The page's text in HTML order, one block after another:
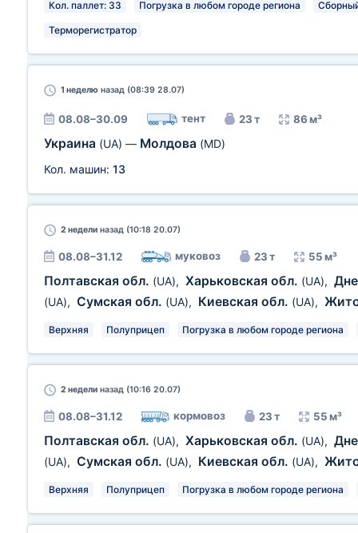
Кол. паллет: 33 Погрузка в любом городе региона
Терморегистратор
1 неделю назад (08:39 28.07)
08.08–30.09 тент 23 т 86 м³
Украина (UA) — Молдова (MD)
Кол. машин: 13
2 недели назад (10:18 20.07)
08.08–31.12 муковоз 23 т 55 м³
Полтавская обл. (UA), Харьковская обл. (UA),
(UA), Сумская обл. (UA), Киевская обл. (UA),
Верхняя Полуприцеп Погрузка в любом городе региона
2 недели назад (10:16 20.07)
08.08–31.12 кормовоз 23 т 55 м³
Полтавская обл. (UA), Харьковская обл. (UA),
(UA), Сумская обл. (UA), Киевская обл. (UA),
Верхняя Полуприцеп Погрузка в любом городе региона